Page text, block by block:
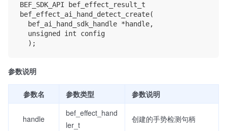
BEF_SDK_API bef_effect_result_t
bef_effect_ai_hand_detect_create(
参数说明
参数名 参数类型 参数说明
handle
bef_effect_hand
ler_t
创建的手势检测句柄